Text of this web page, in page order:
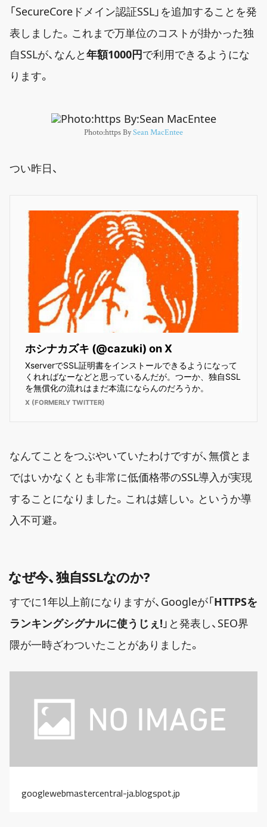
「SecureCoreドメイン認証SSL」を追加することを発
表しました。これまで万単位のコストが掛かった独
自SSLが、なんと年額1000円で利用できるようにな
ります。
Photo:https BySean MacEntee
つい昨日、
なんてことをつぶやいていたわけですが、無償とま
ではいかなくとも非常に低価格帯のSSL導入が実現
することになりました。これは嬉しい。というか導
入不可避。
なぜ今、独自SSLなのか?
すでに1年以上前になりますが、Googleが「HTTPSを
ランキングシグナルに使うじぇ! 」と発表し、SEO界
隈が一時ざわついたことがありました。
googlewebmastercentral-ja.blogspot.jp